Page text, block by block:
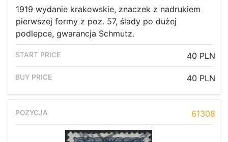
Home page
Current auction
Recent result
Contact
1919 wydanie krakowskie, znaczek z nadrukiem
pierwszej formy z poz. 57, ślady po dużej
podlepce, gwarancja Schmutz.
40 PLN
40 PLN
61308